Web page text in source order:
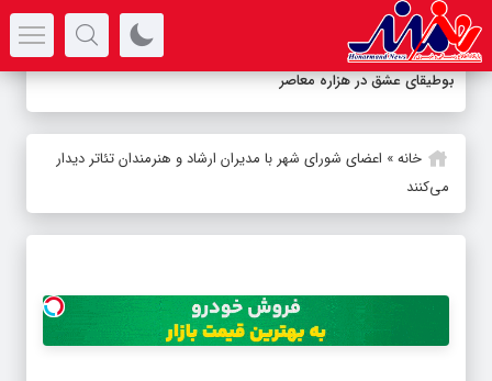
بوطیقای عشق در هزاره معاصر
خانه» اعضای شورای شهر با مدیران ارشاد و هنرمندان تئاتر دیدار
می‌کنند